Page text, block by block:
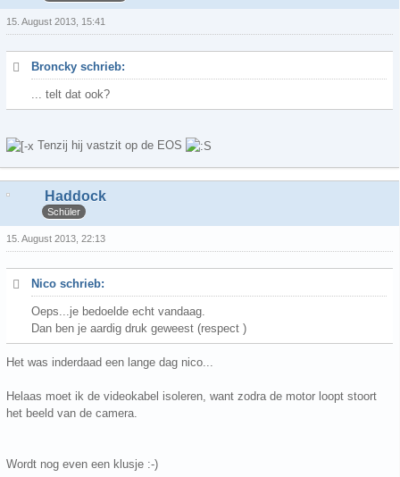
15. August 2013, 15:41
Broncky schrieb:
... telt dat ook?
Tenzij hij vastzit op de EOS
Haddock
Schüler
15. August 2013, 22:13
Nico schrieb:
Oeps...je bedoelde echt vandaag.
Dan ben je aardig druk geweest (respect )
Het was inderdaad een lange dag nico...
Helaas moet ik de videokabel isoleren, want zodra de motor loopt stoort
het beeld van de camera.
Wordt nog even een klusje :-)